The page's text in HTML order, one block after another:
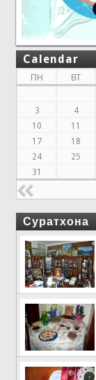
Calendar
ПН ВТ
3
4
10
11
17
18
24
25
31
Суратхона